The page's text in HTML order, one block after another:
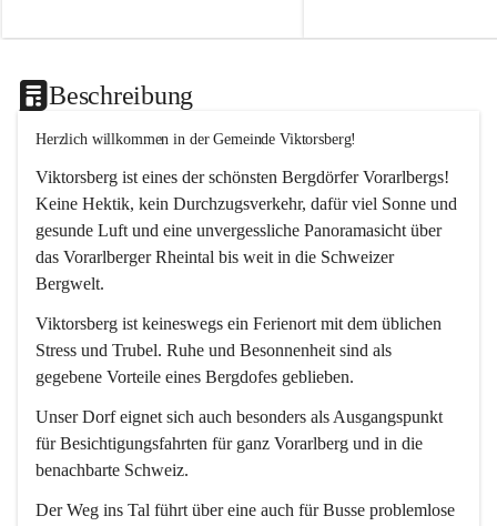
Beschreibung
Herzlich willkommen in der Gemeinde Viktorsberg!
Viktorsberg ist eines der schönsten Bergdörfer Vorarlbergs!
Keine Hektik, kein Durchzugsverkehr, dafür viel Sonne und
gesunde Luft und eine unvergessliche Panoramasicht über
das Vorarlberger Rheintal bis weit in die Schweizer
Bergwelt.
Viktorsberg ist keineswegs ein Ferienort mit dem üblichen
Stress und Trubel. Ruhe und Besonnenheit sind als
gegebene Vorteile eines Bergdofes geblieben.
Unser Dorf eignet sich auch besonders als Ausgangspunkt
für Besichtigungsfahrten für ganz Vorarlberg und in die
benachbarte Schweiz.
Der Weg ins Tal führt über eine auch für Busse problemlose